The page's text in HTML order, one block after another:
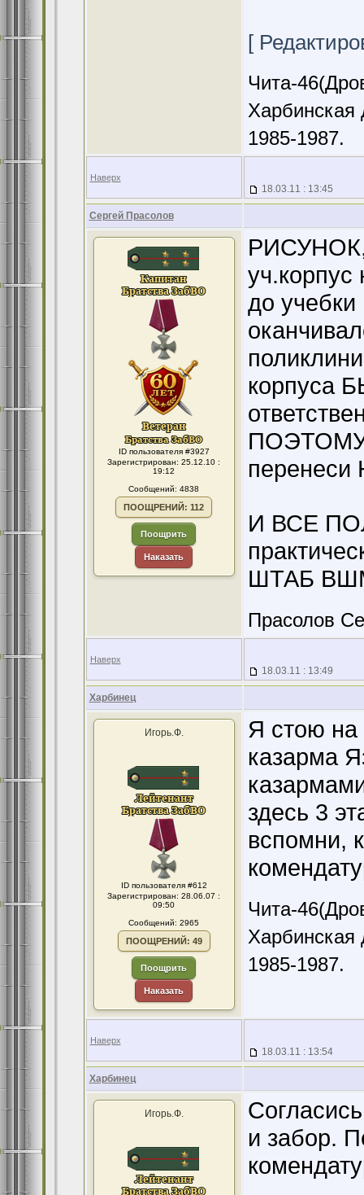
[
Чита-
Харбинская
1985-1987.
Наверх
18.03.11 : 13:45
Сергей Прасолов
ID пользователя #3927
Зарегистрирован: 25.12.10 :
19:12
Сообщений: 4838
ПООЩРЕНИЙ: 112
Поощрить
Наказать
до
корпуса
ПОЭТОМУ
И ВСЕ
ШТАБ
Прасолов
Наверх
18.03.11 : 13:49
Харбинец
Игорь.Ф.
ID пользователя #612
Зарегистрирован: 28.06.07 :
09:50
Сообщений: 2965
ПООЩРЕНИЙ: 49
Поощрить
Наказать
Я стою
казарма
здесь 3
вспомни,
Чита-
Харбинская
1985-1987.
Наверх
18.03.11 : 13:54
Харбинец
Игорь.Ф.
и забор.